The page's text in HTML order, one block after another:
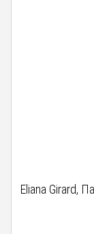
Eliana Girard,